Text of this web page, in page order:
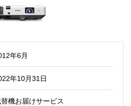
年6月
年10月31日
機お届けサービス